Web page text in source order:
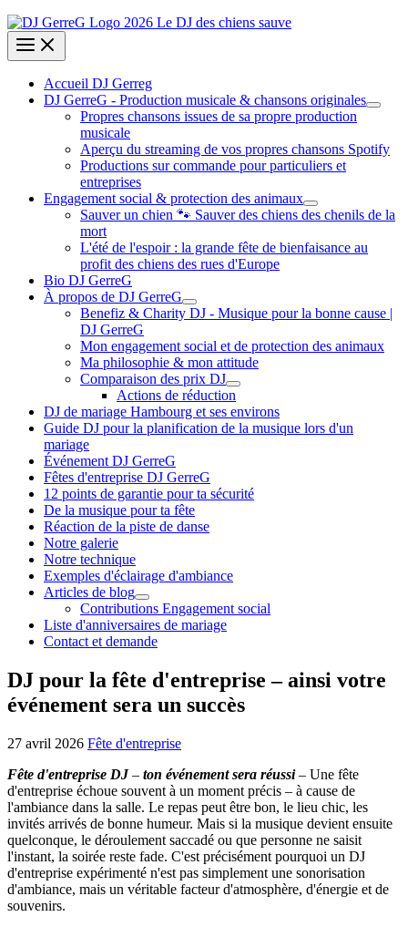
Accueil DJ Gerreg
DJ GerreG - Production musicale & chansons originales
Propres chansons issues de sa propre production
musicale
Aperçu du streaming de vos propres chansons Spotify
Productions sur commande pour particuliers et
entreprises
Engagement social & protection des animaux
Sauver un chien 🐾 Sauver des chiens des chenils de la
mort
L'été de l'espoir : la grande fête de bienfaisance au
profit des chiens des rues d'Europe
Bio DJ GerreG
À propos de DJ GerreG
Benefiz & Charity DJ - Musique pour la bonne cause |
DJ GerreG
Mon engagement social et de protection des animaux
Ma philosophie & mon attitude
Comparaison des prix DJ
Actions de réduction
DJ de mariage Hambourg et ses environs
Guide DJ pour la planification de la musique lors d'un
mariage
Événement DJ GerreG
Fêtes d'entreprise DJ GerreG
12 points de garantie pour ta sécurité
De la musique pour ta fête
Réaction de la piste de danse
Notre galerie
Notre technique
Exemples d'éclairage d'ambiance
Articles de blog
Contributions Engagement social
Liste d'anniversaires de mariage
Contact et demande
DJ pour la fête d'entreprise – ainsi votre
événement sera un succès
27 avril 2026 Fête d'entreprise
Fête d'entreprise DJ– ton événement sera réussi– Une fête
d'entreprise échoue souvent à un moment précis – à cause de
l'ambiance dans la salle. Le repas peut être bon, le lieu chic, les
invités arrivés de bonne humeur. Mais si la musique devient ensuite
quelconque, le déroulement saccadé ou que personne ne saisit
l'instant, la soirée reste fade. C'est précisément pourquoi un DJ
d'entreprise expérimenté n'est pas simplement une sonorisation
d'ambiance, mais un véritable facteur d'atmosphère, d'énergie et de
souvenirs.